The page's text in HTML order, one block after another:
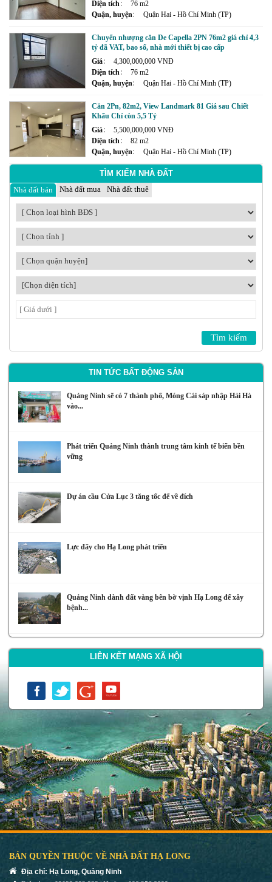
TÌM KIẾM NHÀ ĐẤT
Nhà đất bán
Nhà đất mua Nhà đất thuê
TIN TỨC BẤT ĐỘNG SẢN
Quảng Ninh sẽ có 7 thành phố, Móng Cái sáp nhập Hải Hà
vào...
Phát triển Quảng Ninh thành trung tâm kinh tế biển bền
vững
Dự án cầu Cửa Lục 3 tăng tốc để về đích
Lực đẩy cho Hạ Long phát triển
Quảng Ninh dành đất vàng bên bờ vịnh Hạ Long để xây
bệnh...
LIÊN KẾT MẠNG XÃ HỘI
Diện tích
76 m2
Quận, huyện
Quận Hai - Hồ Chí Minh (TP)
Chuyển nhượng căn De Capella 2PN 76m2 giá chỉ 4,3
tỷ đã VAT, bao sổ, nhà mới thiết bị cao cấp
Giá
4,300,000,000 VNĐ
Diện tích
76 m2
Quận, huyện
Quận Hai - Hồ Chí Minh (TP)
Căn 2Pn, 82m2, View Landmark 81 Giá sau Chiết
Khấu Chỉ còn 5,5 Tỷ
Giá
5,500,000,000 VNĐ
Diện tích
82 m2
Quận, huyện
Quận Hai - Hồ Chí Minh (TP)
BẢN QUYỀN THUỘC VỀ NHÀ ĐẤT HẠ LONG
Địa chỉ: Hạ Long, Quảng Ninh